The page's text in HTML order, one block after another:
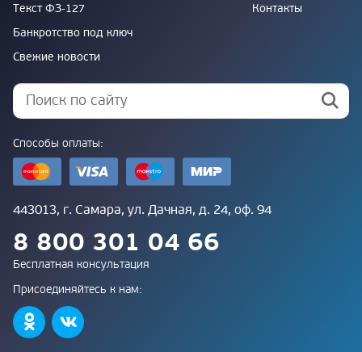
Текст ФЗ-127
Банкротство под ключ
Свежие новости
Контакты
Способы оплаты:
443013, г. Самара, ул. Дачная, д. 24, оф. 94
8 800 301 04 66
Бесплатная консультация
Присоединяйтесь к нам: